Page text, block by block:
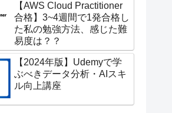
【AWS Cloud Practitioner
合格】3~4週間で1発合格し
た私の勉強方法、感じた難
易度は？？
【2024年版】Udemyで学
ぶべきデータ分析・AIスキ
ル向上講座